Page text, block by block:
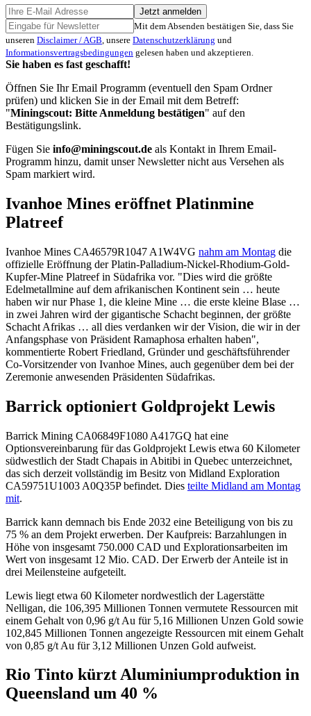
Jetzt anmelden
Mit dem Absenden bestätigen Sie, dass Sie
unseren Disclaimer / AGB , unsere Datenschutzerklärung und
Informationsvertragsbedingungen gelesen haben und akzeptieren.
Sie haben es fast geschafft!
Öffnen Sie Ihr Email Programm (eventuell den Spam Ordner
prüfen) und klicken Sie in der Email mit dem Betreff:
"Miningscout: Bitte Anmeldung bestätigen" auf den
Bestätigungslink.
Fügen Sie info@miningscout.de als Kontakt in Ihrem Email-
Programm hinzu, damit unser Newsletter nicht aus Versehen als
Spam markiert wird.
Ivanhoe Mines eröffnet Platinmine
Platreef
Ivanhoe Mines CA46579R1047 A1W4VG nahm am Montag die
offizielle Eröffnung der Platin-Palladium-Nickel-Rhodium-Gold-
Kupfer-Mine Platreef in Südafrika vor. "Dies wird die größte
Edelmetallmine auf dem afrikanischen Kontinent sein … heute
haben wir nur Phase 1, die kleine Mine … die erste kleine Blase …
in zwei Jahren wird der gigantische Schacht beginnen, der größte
Schacht Afrikas … all dies verdanken wir der Vision, die wir in der
Anfangsphase von Präsident Ramaphosa erhalten haben",
kommentierte Robert Friedland, Gründer und geschäftsführender
Co-Vorsitzender von Ivanhoe Mines, auch gegenüber dem bei der
Zeremonie anwesenden Präsidenten Südafrikas.
Barrick optioniert Goldprojekt Lewis
Barrick Mining CA06849F1080 A417GQ hat eine
Optionsvereinbarung für das Goldprojekt Lewis etwa 60 Kilometer
südwestlich der Stadt Chapais in Abitibi in Quebec unterzeichnet,
das sich derzeit vollständig im Besitz von Midland Exploration
CA59751U1003 A0Q35Pbefindet. Dies teilte Midland am Montag
mit.
Barrick kann demnach bis Ende 2032 eine Beteiligung von bis zu
75 % an dem Projekt erwerben. Der Kaufpreis: Barzahlungen in
Höhe von insgesamt 750.000 CAD und Explorationsarbeiten im
Wert von insgesamt 12 Mio. CAD. Der Erwerb der Anteile ist in
drei Meilensteine aufgeteilt.
Lewis liegt etwa 60 Kilometer nordwestlich der Lagerstätte
Nelligan, die 106,395 Millionen Tonnen vermutete Ressourcen mit
einem Gehalt von 0,96 g/t Au für 5,16 Millionen Unzen Gold sowie
102,845 Millionen Tonnen angezeigte Ressourcen mit einem Gehalt
von 0,85 g/t Au für 3,12 Millionen Unzen Gold aufweist.
Rio Tinto kürzt Aluminiumproduktion in
Queensland um 40 %